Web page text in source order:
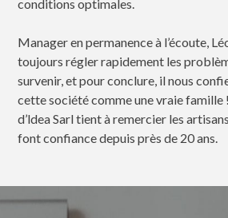
conditions optimales.
Manager en permanence à l’écoute,
toujours régler rapidement les
survenir, et pour conclure, il nous
cette société comme une vraie famille
d’ldea Sarl tient à remercier les
font confiance depuis près de 20 ans.